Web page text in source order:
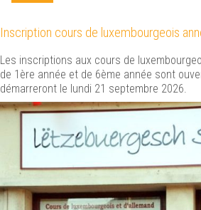
Inscription cours de luxembourgeois
Les inscriptions aux cours de
de 1ère année et de 6ème année sont
démarreront le lundi 21 septembre 2026.